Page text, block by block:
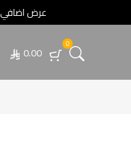
عرض اضافي خصم 5% عند الدفع تحويل أو عبر💳 مدى / فيزا / ماستركارد • عرض اضافي خصم 5% عند الدفع تحويل أو عبر💳 مدى / فيزا / ماستركارد
0
0.00